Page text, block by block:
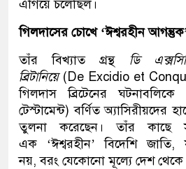
এগিয়ে চলেছিল।
গিলদাসের চোখে‘ঈশ্বরহীন আগন্তুক
তাঁর বিখ্যাত গ্রন্থ ডি
ব্রিটানিয়ে(De Excidio et
গিলদাস ব্রিটেনের
টেস্টামেন্ট) বর্ণিত অ্যাসিরীয়দের
তুলনা করেছেন। তাঁর কাছে
এক ‘ঈশ্বরহীন’ বিদেশি জাতি,
নয়, বরং যেকোনো মূল্যে দেশ থেকে